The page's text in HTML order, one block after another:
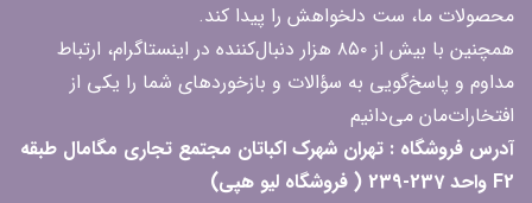
محصولات ما، ست دلخواهش را پیدا کند.
همچنین با بیش از ۸۵۰ هزار دنبال‌کننده در اینستاگرام، ارتباط
مداوم و پاسخ‌گویی به سؤالات و بازخوردهای شما را یکی از
افتخارات‌مان می‌دانیم
آدرس فروشگاه : تهران شهرک اکباتان مجتمع تجاری مگامال طبقه
F2 واحد 237-239 ( فروشگاه لیو هپی)